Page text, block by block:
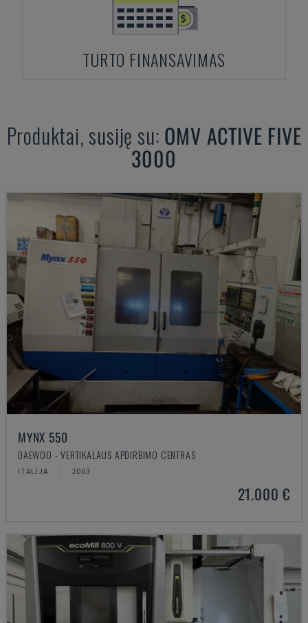
TURTO FINANSAVIMAS
Produktai, susiję su: OMV ACTIVE FIVE
3000
MYNX 550
DAEWOO - VERTIKALAUS APDIRBIMO CENTRAS
ITALIJA 2003
21.000 €